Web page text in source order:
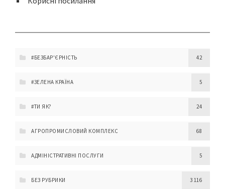
#БЕЗБАР'ЄРНІСТЬ 42
#ЗЕЛЕНА КРАЇНА 5
#ТИ ЯК? 24
АГРОПРОМИСЛОВИЙ КОМПЛЕКС 68
АДМІНІСТРАТИВНІ ПОСЛУГИ 5
БЕЗ РУБРИКИ 3 116